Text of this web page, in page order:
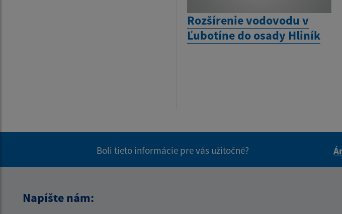
Rozšírenie vodovodu v
Ľubotíne do osady Hliník
Boli tieto informácie pre vás užitočné?
Napíšte nám: